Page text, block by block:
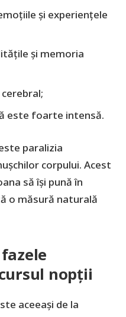
și experiențele
și memoria
este foarte intensă.
paralizia
corpului. Acest
să își pună în
o măsură naturală
nopții
aceeași de la